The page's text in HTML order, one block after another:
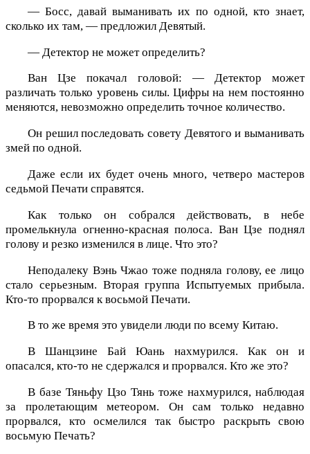
— Босс, давай выманивать их по одной, кто знает,
сколько их там, — предложил Девятый.
— Детектор не может определить?
Ван Цзе покачал головой: — Детектор может
различать только уровень силы. Цифры на нем постоянно
меняются, невозможно определить точное количество.
Он решил последовать совету Девятого и выманивать
змей по одной.
Даже если их будет очень много, четверо мастеров
седьмой Печати справятся.
Как только он собрался действовать, в небе
промелькнула огненно-красная полоса. Ван Цзе поднял
голову и резко изменился в лице. Что это?
Неподалеку Вэнь Чжао тоже подняла голову, ее лицо
стало серьезным. Вторая группа Испытуемых прибыла.
Кто-то прорвался к восьмой Печати.
В то же время это увидели люди по всему Китаю.
В Шанцзине Бай Юань нахмурился. Как он и
опасался, кто-то не сдержался и прорвался. Кто же это?
В базе Тяньфу Цзо Тянь тоже нахмурился, наблюдая
за пролетающим метеором. Он сам только недавно
прорвался, кто осмелился так быстро раскрыть свою
восьмую Печать?